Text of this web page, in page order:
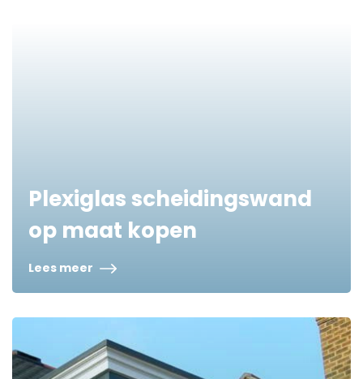
Plexiglas scheidingswand
op maat kopen
Lees meer